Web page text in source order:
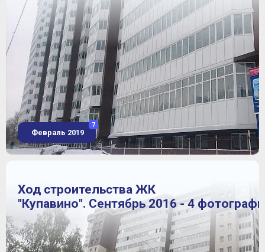
Февраль 2019
7
Ход строительства ЖК
"Купавино". Сентябрь 2016 - 4